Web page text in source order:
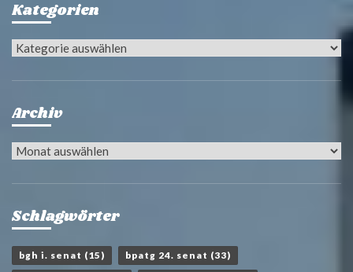
Kategorien
Kategorien
Archiv
Archiv
Schlagwörter
bgh i. senat (15) bpatg 24. senat (33)